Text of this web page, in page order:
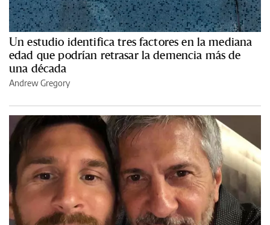
Un estudio identifica tres factores en la mediana
edad que podrían retrasar la demencia más de
una década
Andrew Gregory